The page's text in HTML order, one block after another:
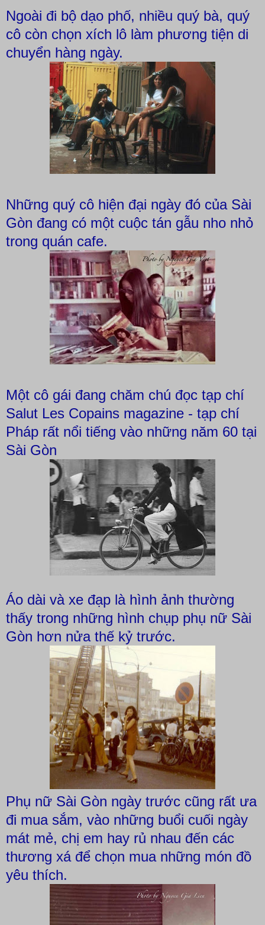
Ngoài đi bộ dạo phố, nhiều quý bà, quý
cô còn chọn xích lô làm phương tiện di
chuyển hàng ngày.
Những quý cô hiện đại ngày đó của Sài
Gòn đang có một cuộc tán gẫu nho nhỏ
trong quán cafe.
Một cô gái đang chăm chú đọc tạp chí
Salut Les Copains magazine - tạp chí
Pháp rất nổi tiếng vào những năm 60 tại
Sài Gòn
Áo dài và xe đạp là hình ảnh thường
thấy trong những hình chụp phụ nữ Sài
Gòn hơn nửa thế kỷ trước.
Phụ nữ Sài Gòn ngày trước cũng rất ưa
đi mua sắm, vào những buổi cuối ngày
mát mẻ, chị em hay rủ nhau đến các
thương xá để chọn mua những món đồ
yêu thích.